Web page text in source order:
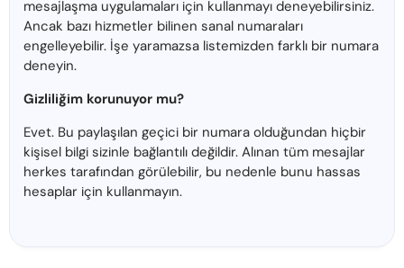
mesajlaşma uygulamaları için kullanmayı deneyebilirsiniz.
Ancak bazı hizmetler bilinen sanal numaraları
engelleyebilir. İşe yaramazsa listemizden farklı bir numara
deneyin.
Gizliliğim korunuyor mu?
Evet. Bu paylaşılan geçici bir numara olduğundan hiçbir
kişisel bilgi sizinle bağlantılı değildir. Alınan tüm mesajlar
herkes tarafından görülebilir, bu nedenle bunu hassas
hesaplar için kullanmayın.